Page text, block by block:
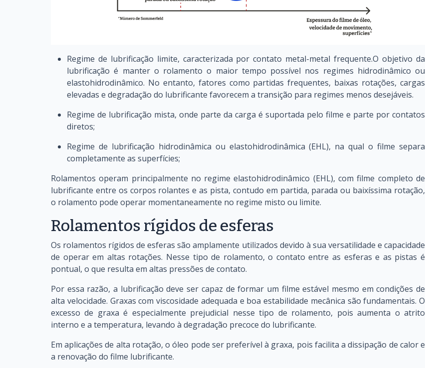
Regime de lubrificação limite, caracterizada por contato metal-metal frequente.O objetivo da
lubrificação é manter o rolamento o maior tempo possível nos regimes hidrodinâmico ou
elastohidrodinâmico. No entanto, fatores como partidas frequentes, baixas rotações, cargas
elevadas e degradação do lubrificante favorecem a transição para regimes menos desejáveis.
Regime de lubrificação mista, onde parte da carga é suportada pelo filme e parte por contatos
diretos;
Regime de lubrificação hidrodinâmica ou elastohidrodinâmica (EHL), na qual o filme separa
completamente as superfícies;
Rolamentos operam principalmente no regime elastohidrodinâmico (EHL), com filme completo de
lubrificante entre os corpos rolantes e as pista, contudo em partida, parada ou baixíssima rotação,
o rolamento pode operar momentaneamente no regime misto ou limite.
Rolamentos rígidos de esferas
Os rolamentos rígidos de esferas são amplamente utilizados devido à sua versatilidade e capacidade
de operar em altas rotações. Nesse tipo de rolamento, o contato entre as esferas e as pistas é
pontual, o que resulta em altas pressões de contato.
Por essa razão, a lubrificação deve ser capaz de formar um filme estável mesmo em condições de
alta velocidade. Graxas com viscosidade adequada e boa estabilidade mecânica são fundamentais. O
excesso de graxa é especialmente prejudicial nesse tipo de rolamento, pois aumenta o atrito
interno e a temperatura, levando à degradação precoce do lubrificante.
Em aplicações de alta rotação, o óleo pode ser preferível à graxa, pois facilita a dissipação de calor e
a renovação do filme lubrificante.